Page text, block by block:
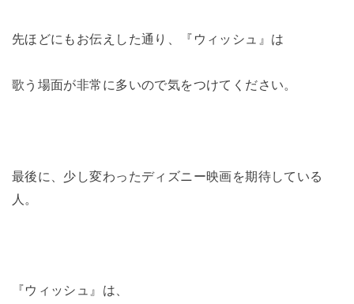
先ほどにもお伝えした通り、『ウィッシュ』は
歌う場面が非常に多いので気をつけてください。
最後に、少し変わったディズニー映画を期待している
人。
『ウィッシュ』は、